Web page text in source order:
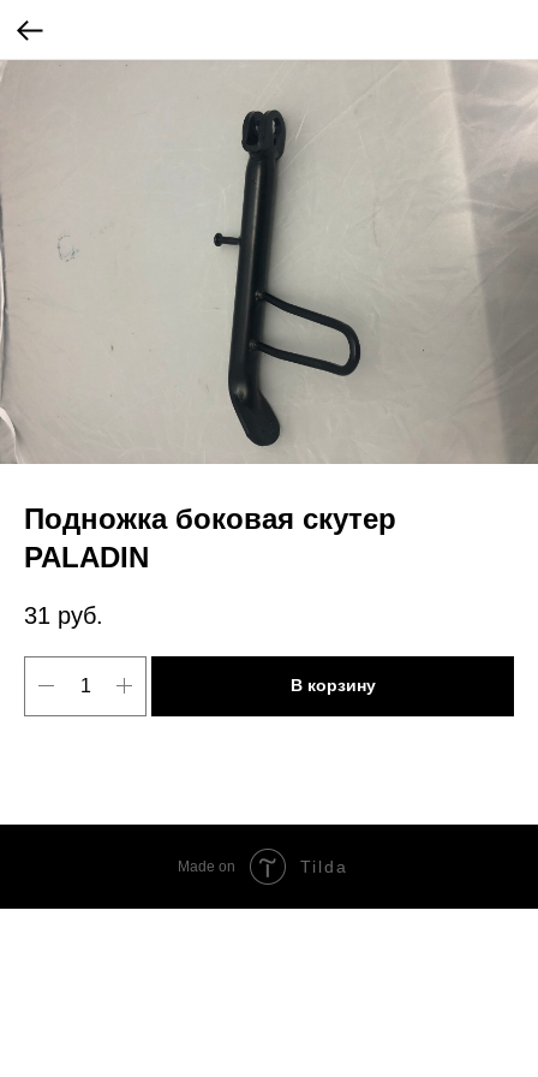
Подножка боковая скутер
PALADIN
31 руб.
В корзину
Made on Tilda